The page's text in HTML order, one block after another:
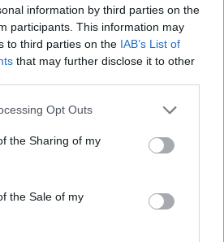
information by third parties on the
participants. This information may
to third parties on the IAB’s List of
that may further disclose it to other
Opt Outs
the Sharing of my
the Sale of my
γη, Κυριακή 2 του
χρόνια κι έξη μέρες μετά από
της άφησε την τελευταία του
ξανά...